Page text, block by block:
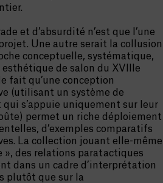
et d’absurdité n’est que l’une
Une autre serait la collusion
conceptuelle, systématique,
esthétique de salon du XVIIIe
fait qu’une conception
(utilisant un système de
qui s’appuie uniquement sur leur
permet un riche déploiement
d’exemples comparatifs
La collection jouant elle-même
», des relations paratactiques
dans un cadre d’interprétation
plutôt que sur la